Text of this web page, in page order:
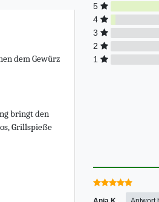
dem Gewürz
bringt den
Grillspieße
5
4
3
2
1